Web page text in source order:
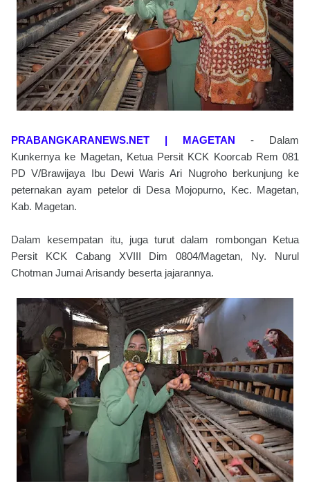
PRABANGKARANEWS.NET | MAGETAN - Dalam
Kunkernya ke Magetan, Ketua Persit KCK Koorcab Rem 081
PD V/Brawijaya Ibu Dewi Waris Ari Nugroho berkunjung ke
peternakan ayam petelor di Desa Mojopurno, Kec. Magetan,
Kab. Magetan.
Dalam kesempatan itu, juga turut dalam rombongan Ketua
Persit KCK Cabang XVIII Dim 0804/Magetan, Ny. Nurul
Chotman Jumai Arisandy beserta jajarannya.